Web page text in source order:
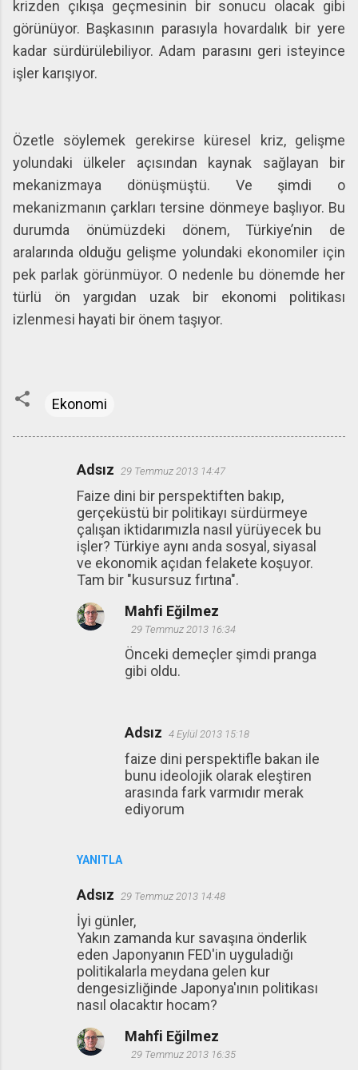
krizden çıkışa geçmesinin bir sonucu olacak gibi
görünüyor. Başkasının parasıyla hovardalık bir yere
kadar sürdürülebiliyor. Adam parasını geri isteyince
işler karışıyor.
Özetle söylemek gerekirse küresel kriz, gelişme
yolundaki ülkeler açısından kaynak sağlayan bir
mekanizmaya dönüşmüştü. Ve şimdi o
mekanizmanın çarkları tersine dönmeye başlıyor. Bu
durumda önümüzdeki dönem, Türkiye’nin de
aralarında olduğu gelişme yolundaki ekonomiler için
pek parlak görünmüyor. O nedenle bu dönemde her
türlü ön yargıdan uzak bir ekonomi politikası
izlenmesi hayati bir önem taşıyor.
Ekonomi
Adsız 29 Temmuz 2013 14:47
Faize dini bir perspektiften bakıp,
gerçeküstü bir politikayı sürdürmeye
çalışan iktidarımızla nasıl yürüyecek bu
işler? Türkiye aynı anda sosyal, siyasal
ve ekonomik açıdan felakete koşuyor.
Tam bir "kusursuz fırtına".
YANITLA
Mahfi Eğilmez
29 Temmuz 2013 16:34
Önceki demeçler şimdi pranga
gibi oldu.
Adsız 4 Eylül 2013 15:18
faize dini perspektifle bakan ile
bunu ideolojik olarak eleştiren
arasında fark varmıdır merak
ediyorum
Adsız 29 Temmuz 2013 14:48
İyi günler,
Yakın zamanda kur savaşına önderlik
eden Japonyanın FED'in uyguladığı
politikalarla meydana gelen kur
dengesizliğinde Japonya'ının politikası
nasıl olacaktır hocam?
Mahfi Eğilmez
29 Temmuz 2013 16:35